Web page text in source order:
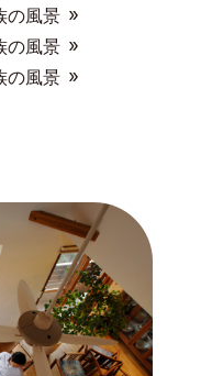
の風景
の風景
の風景